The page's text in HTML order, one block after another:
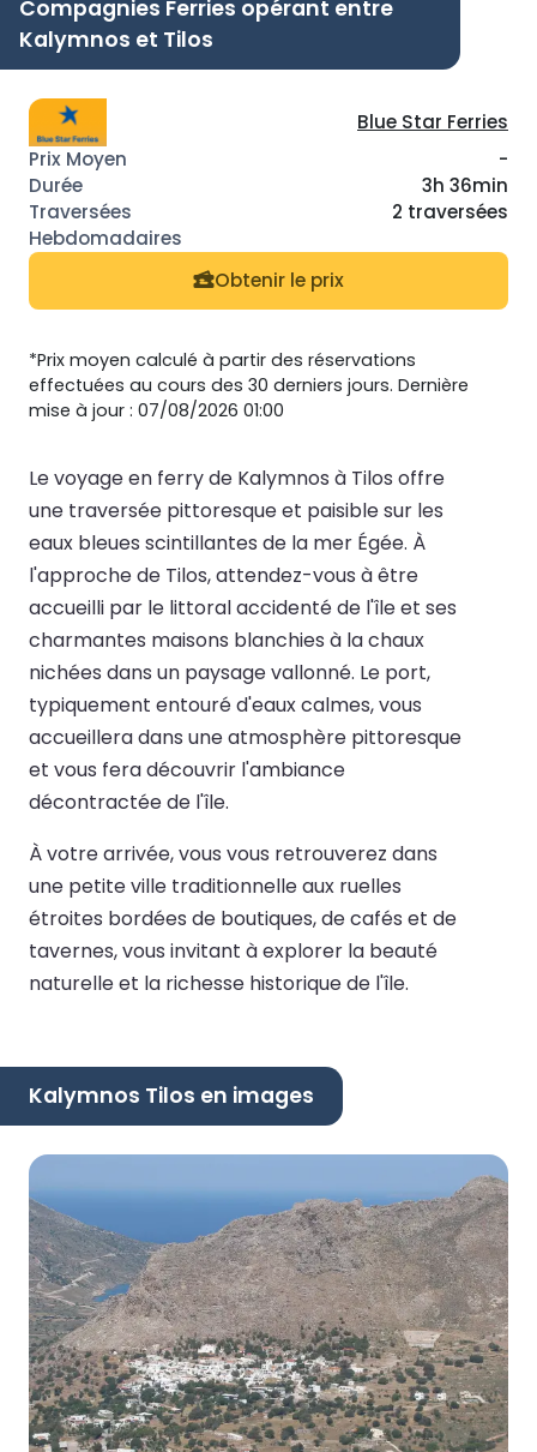
Compagnies Ferries opérant entre
Kalymnos et Tilos
Blue Star Ferries
-
3h 36min
2 traversées
Obtenir le prix
*Prix moyen calculé à partir des réservations
effectuées au cours des 30 derniers jours. Dernière
mise à jour : 07/08/2026 01:00
Le voyage en ferry de Kalymnos à Tilos offre
une traversée pittoresque et paisible sur les
eaux bleues scintillantes de la mer Égée. À
l'approche de Tilos, attendez-vous à être
accueilli par le littoral accidenté de l'île et ses
charmantes maisons blanchies à la chaux
nichées dans un paysage vallonné. Le port,
typiquement entouré d'eaux calmes, vous
accueillera dans une atmosphère pittoresque
et vous fera découvrir l'ambiance
décontractée de l'île.
À votre arrivée, vous vous retrouverez dans
une petite ville traditionnelle aux ruelles
étroites bordées de boutiques, de cafés et de
tavernes, vous invitant à explorer la beauté
naturelle et la richesse historique de l'île.
Kalymnos Tilos en images